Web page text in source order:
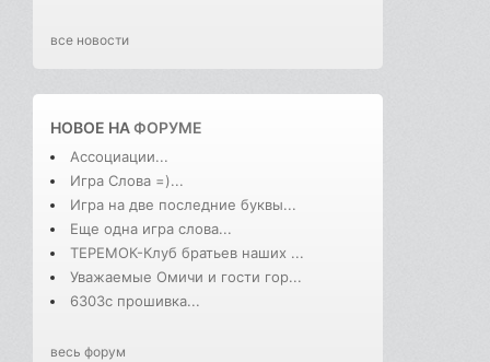
все новости
НОВОЕ НАФОРУМЕ
Ассоциации...
Игра Слова =)...
Игра на две последние буквы...
Еще одна игра слова...
ТЕРЕМОК-Клуб братьев наших ...
Уважаемые Омичи и гости гор...
6303с прошивка...
весь форум